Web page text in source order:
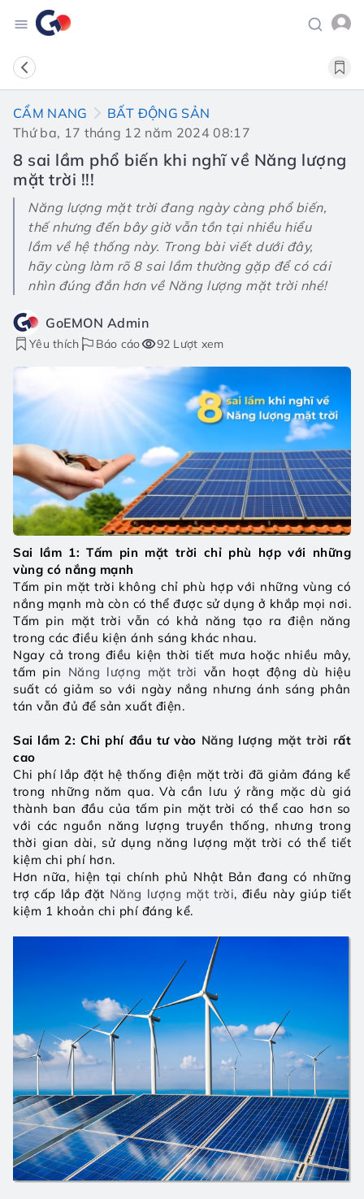
CẨM NANG
BẤT ĐỘNG SẢN
Thứ ba, 17 tháng 12 năm 2024 08:17
8 sai lầm phổ biến khi nghĩ về Năng lượng
mặt trời !!!
Năng lượng mặt trời đang ngày càng phổ biến,
thế nhưng đến bây giờ vẫn tồn tại nhiều hiểu
lầm về hệ thống này. Trong bài viết dưới đây,
hãy cùng làm rõ 8 sai lầm thường gặp để có cái
nhìn đúng đắn hơn về Năng lượng mặt trời nhé!
GoEMON Admin
Yêu thích Báo cáo 92 Lượt xem
Sai lầm 1: Tấm pin mặt trời chỉ phù hợp với những
vùng có nắng mạnh
Tấm pin mặt trời không chỉ phù hợp với những vùng có
nắng mạnh mà còn có thể được sử dụng ở khắp mọi nơi.
Tấm pin mặt trời vẫn có khả năng tạo ra điện năng
trong các điều kiện ánh sáng khác nhau.
Ngay cả trong điều kiện thời tiết mưa hoặc nhiều mây,
tấm pin Năng lượng mặt trời vẫn hoạt động dù hiệu
suất có giảm so với ngày nắng nhưng ánh sáng phân
tán vẫn đủ để sản xuất điện.
Sai lầm 2: Chi phí đầu tư vào Năng lượng mặt trời rất
cao
Chi phí lắp đặt hệ thống điện mặt trời đã giảm đáng kể
trong những năm qua. Và cần lưu ý rằng mặc dù giá
thành ban đầu của tấm pin mặt trời có thể cao hơn so
với các nguồn năng lượng truyền thống, nhưng trong
thời gian dài, sử dụng năng lượng mặt trời có thể tiết
kiệm chi phí hơn.
Hơn nữa, hiện tại chính phủ Nhật Bản đang có những
trợ cấp lắp đặt Năng lượng mặt trời, điều này giúp tiết
kiệm 1 khoản chi phí đáng kể.